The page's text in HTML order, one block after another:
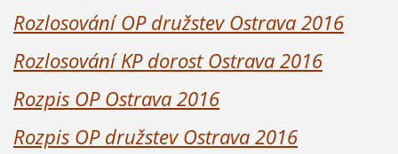
Rozlosování OP družstev Ostrava 2016
Rozlosování KP dorost Ostrava 2016
Rozpis OP Ostrava 2016
Rozpis OP družstev Ostrava 2016